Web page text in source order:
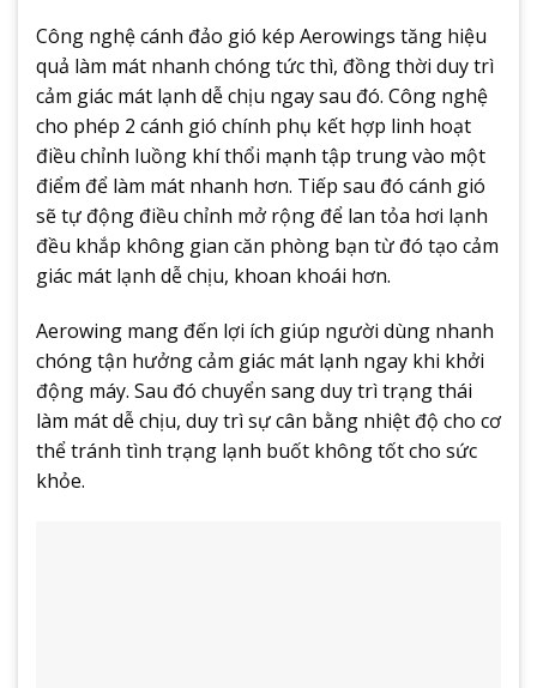
Công nghệ cánh đảo gió kép Aerowings tăng hiệu
quả làm mát nhanh chóng tức thì, đồng thời duy trì
cảm giác mát lạnh dễ chịu ngay sau đó. Công nghệ
cho phép 2 cánh gió chính phụ kết hợp linh hoạt
điều chỉnh luồng khí thổi mạnh tập trung vào một
điểm để làm mát nhanh hơn. Tiếp sau đó cánh gió
sẽ tự động điều chỉnh mở rộng để lan tỏa hơi lạnh
đều khắp không gian căn phòng bạn từ đó tạo cảm
giác mát lạnh dễ chịu, khoan khoái hơn.
Aerowing mang đến lợi ích giúp người dùng nhanh
chóng tận hưởng cảm giác mát lạnh ngay khi khởi
động máy. Sau đó chuyển sang duy trì trạng thái
làm mát dễ chịu, duy trì sự cân bằng nhiệt độ cho cơ
thể tránh tình trạng lạnh buốt không tốt cho sức
khỏe.